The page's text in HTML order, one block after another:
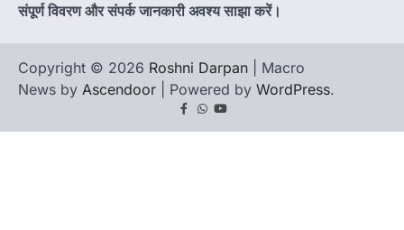
संपूर्ण विवरण और संपर्क जानकारी अवश्य साझा करें।
Copyright © 2026 Roshni Darpan | Macro
News by Ascendoor | Powered by WordPress.
Facebook
Whatsapp
youtube